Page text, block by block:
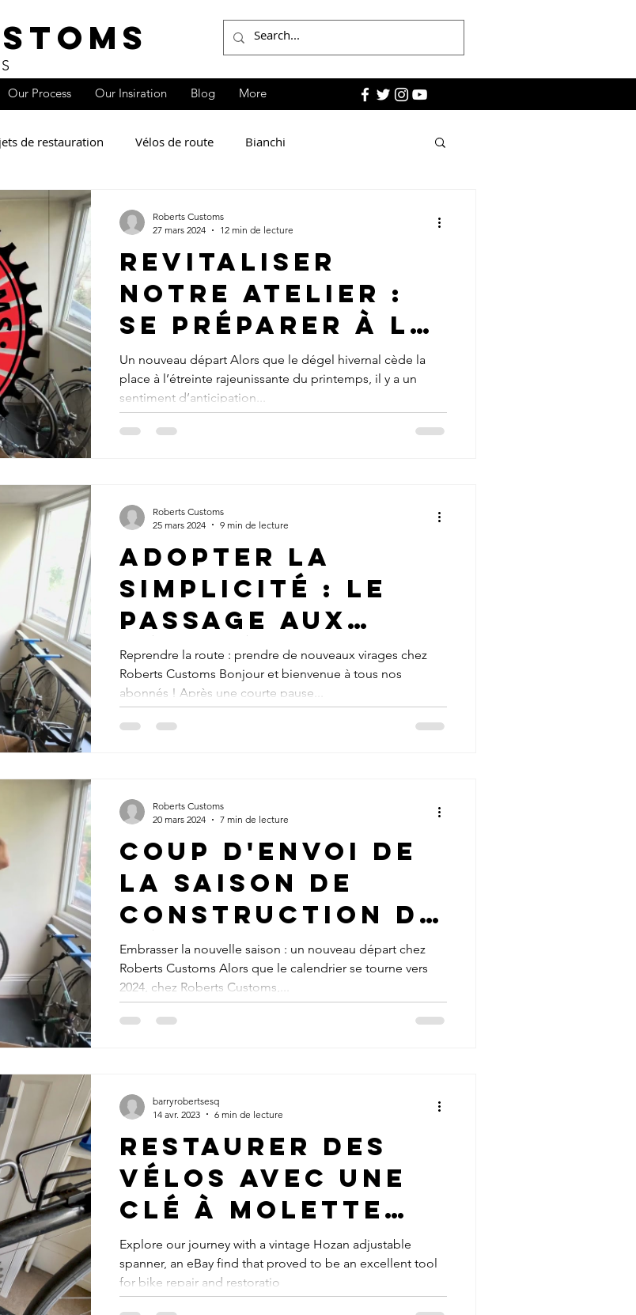
Our Process Our Insiration Blog More
de restauration Vélos de route Bianchi
Revitaliser
notre atelier :
se préparer à la
restauration de
vélos chez
Roberts Customs
Un nouveau départ Alors que le dégel hivernal cède la
place à l’étreinte rajeunissante du printemps, il y a un
sentiment d’anticipation...
Roberts Customs
27 mars 2024
12 min de lecture
Adopter la
simplicité : le
passage aux
vélos à vitesse
unique chez
Roberts Customs
Reprendre la route : prendre de nouveaux virages chez
Roberts Customs Bonjour et bienvenue à tous nos
abonnés ! Après une courte pause...
Roberts Customs
25 mars 2024
9 min de lecture
Coup d'envoi de
la saison de
construction de
vélos 2024 : le
parcours de
Roberts Customs
Embrasser la nouvelle saison : un nouveau départ chez
Roberts Customs Alors que le calendrier se tourne vers
2024, chez Roberts Customs,...
Roberts Customs
20 mars 2024
7 min de lecture
Restaurer des
vélos avec une
clé à molette
Vintage Hozan
Explore our journey with a vintage Hozan adjustable
spanner, an eBay find that proved to be an excellent tool
for bike repair and restoratio
barryrobertsesq
14 avr. 2023
6 min de lecture